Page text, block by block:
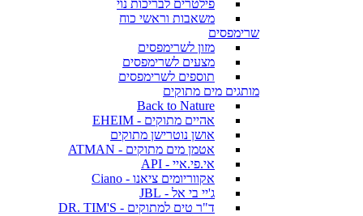
פילטרים לבריכות נוי
משאבות וראשי כוח
שרימפסים
מזון לשרימפסים
מצעים לשרימפסים
תוספים לשרימפסים
מותגים מים מתוקים
Back to Nature
אהיים מתוקים - EHEIM
אושן נוטרישן מתוקים
אטמן מים מתוקים - ATMAN
אי.פי.איי - API
אקווריומים ציאנו - Ciano
ג'יי בי אל - JBL
ד"ר טים למתוקים - DR. TIM'S